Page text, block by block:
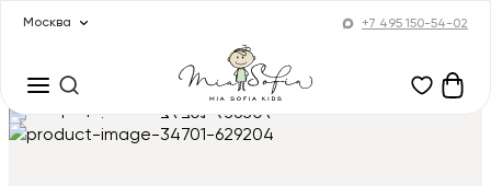
Москва +7 495 150-54-02